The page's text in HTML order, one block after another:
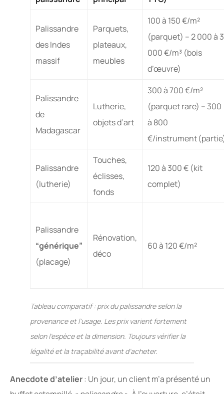
Palissandre
des Indes
massif
Parquets,
plateaux,
meubles
100 à 150 €/m²
(parquet) – 2 000 à 3
000 €/m³ (bois
d’œuvre)
Palissandre
de
Madagascar
Lutherie,
objets d’art
300 à 700 €/m²
(parquet rare) – 300
à 800
€/instrument
Palissandre
(lutherie)
Touches,
éclisses,
fonds
120 à 300 € (kit
complet)
Palissandre
“générique”
(placage)
Rénovation,
déco
60 à 120 €/m²
Tableau comparatif : prix du palissandre selon la
provenance et l’usage. Les prix varient fortement
selon l’espèce et la dimension. Toujours vérifier la
légalité et la traçabilité avant d’acheter.
Anecdote d’atelier: Un jour, un client m’a présenté un